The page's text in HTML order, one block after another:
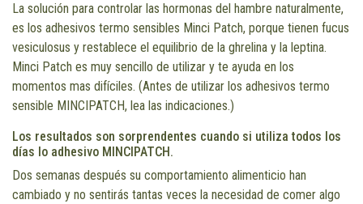
La solución para controlar las hormonas del hambre naturalmente,
es los adhesivos termo sensibles Minci Patch, porque tienen fucus
vesiculosus y restablece el equilibrio de la ghrelina y la leptina.
Minci Patch es muy sencillo de utilizar y te ayuda en los
momentos mas difíciles. (Antes de utilizar los adhesivos termo
sensible MINCIPATCH, lea las indicaciones.)
Los resultados son sorprendentes cuando si utiliza todos los
días lo adhesivo MINCIPATCH.
Dos semanas después su comportamiento alimenticio han
cambiado y no sentirás tantas veces la necesidad de comer algo